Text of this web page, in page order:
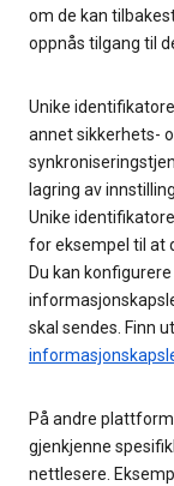
om de kan
oppnås tilgang til
Unike
annet sikkerhets-
lagring av
Unike
for eksempel til at
Du kan
skal sendes. Finn
På andre
gjenkjenne
nettlesere.